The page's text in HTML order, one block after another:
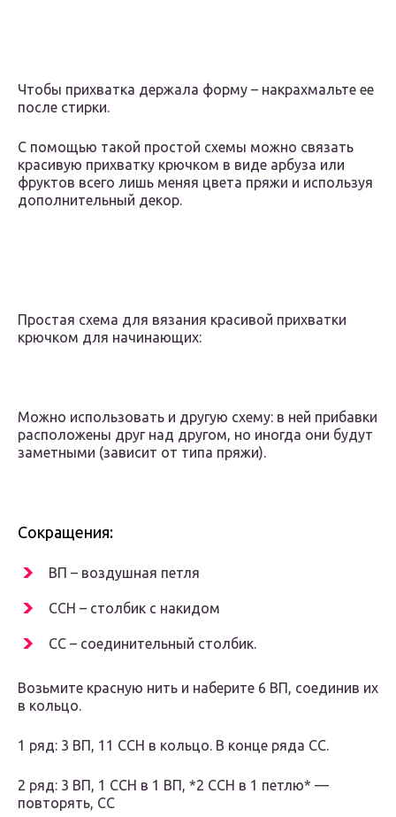
Чтобы прихватка держала форму – накрахмальте ее
после стирки.
С помощью такой простой схемы можно связать
красивую прихватку крючком в виде арбуза или
фруктов всего лишь меняя цвета пряжи и используя
дополнительный декор.
Простая схема для вязания красивой прихватки
крючком для начинающих:
Можно использовать и другую схему: в ней прибавки
расположены друг над другом, но иногда они будут
заметными (зависит от типа пряжи).
Сокращения:
ВП – воздушная петля
ССН – столбик с накидом
СС – соединительный столбик.
Возьмите красную нить и наберите 6 ВП, соединив их
в кольцо.
1 ряд: 3 ВП, 11 ССН в кольцо. В конце ряда СС.
2 ряд: 3 ВП, 1 ССН в 1 ВП, *2 ССН в 1 петлю* —
повторять, СС